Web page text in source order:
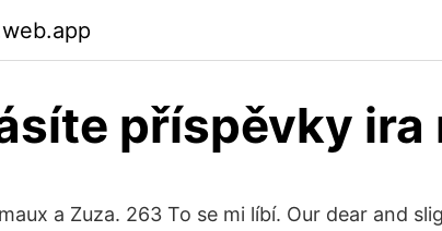
příspěvky ira
a Zuza. 263 To se mi líbí. Our dear and